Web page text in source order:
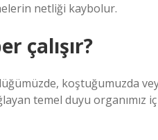
netliği kaybolur.
çalışır?
koştuğumuzda
temel duyu organımız iç